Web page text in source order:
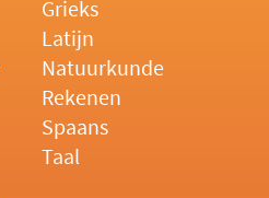
Grieks
Latijn
Natuurkunde
Rekenen
Spaans
Taal